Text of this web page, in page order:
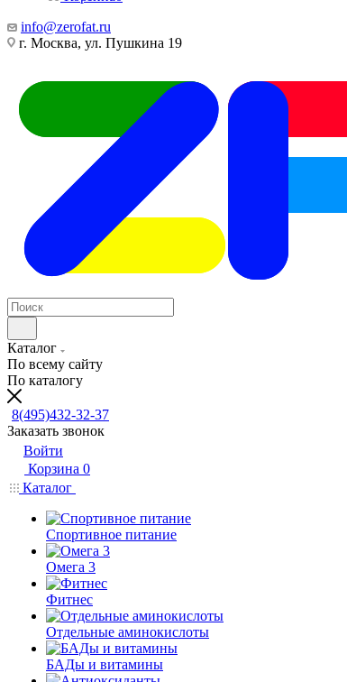
info@zerofat.ru
г. Москва, ул. Пушкина 19
Каталог
По всему сайту
По каталогу
8(495)432-32-37
Заказать звонок
Войти
Корзина 0
Каталог
Спортивное питание
Омега 3
Фитнес
Отдельные аминокислоты
БАДы и витамины